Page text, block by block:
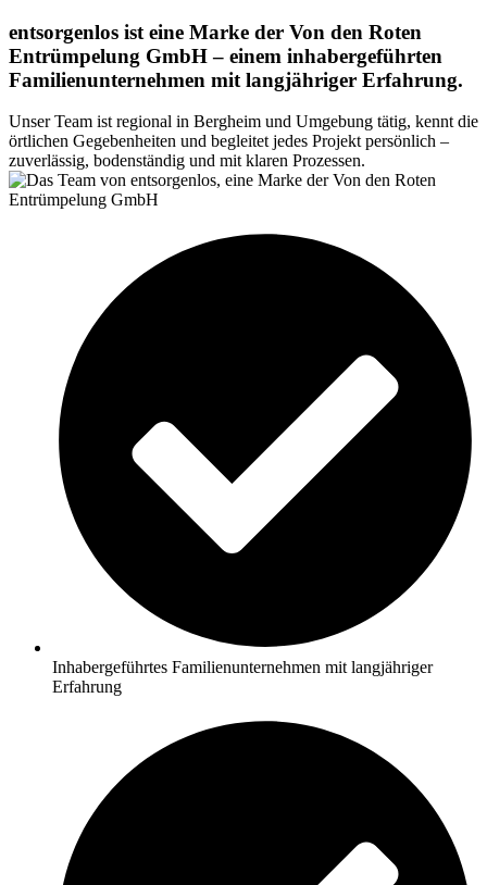
entsorgenlos ist eine Marke der Von den Roten
Entrümpelung GmbH – einem inhabergeführten
Familienunternehmen mit langjähriger Erfahrung.
Unser Team ist regional in Bergheim und Umgebung tätig, kennt die
örtlichen Gegebenheiten und begleitet jedes Projekt persönlich –
zuverlässig, bodenständig und mit klaren Prozessen.
Inhabergeführtes Familienunternehmen mit langjähriger
Erfahrung